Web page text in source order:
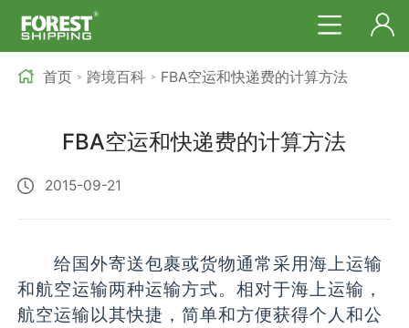
首页 > 跨境百科 > FBA空运和快递费的计算方法
FBA空运和快递费的计算方法
2015-09-21
给国外寄送包裹或货物通常采用海上运输
和航空运输两种运输方式。相对于海上运输，
航空运输以其快捷，简单和方便获得个人和公